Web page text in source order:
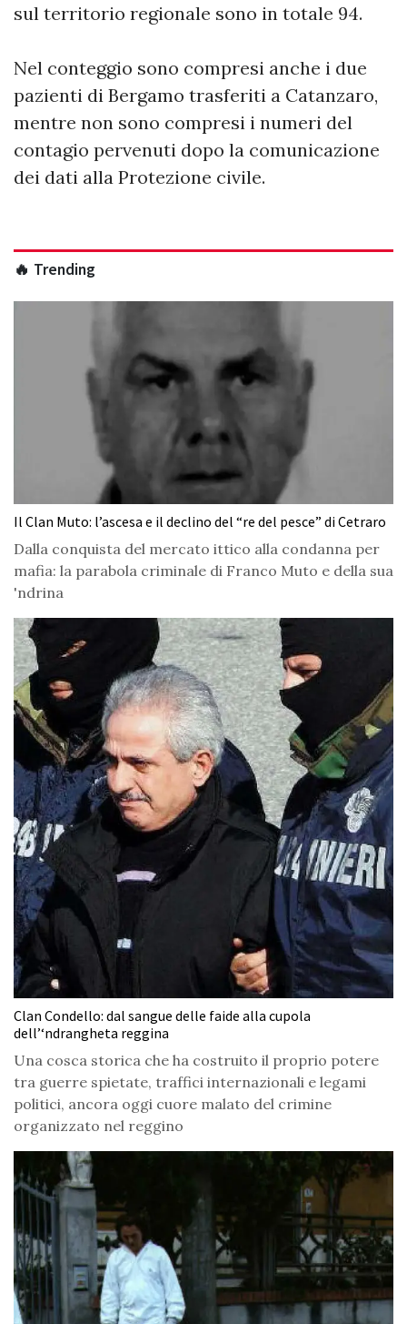
sul territorio regionale sono in totale 94.
Nel conteggio sono compresi anche i due
pazienti di Bergamo trasferiti a Catanzaro,
mentre non sono compresi i numeri del
contagio pervenuti dopo la comunicazione
dei dati alla Protezione civile.
🔥 Trending
Il Clan Muto: l’ascesa e il declino del “re del pesce” di Cetraro
Dalla conquista del mercato ittico alla condanna per
mafia: la parabola criminale di Franco Muto e della sua
'ndrina
Clan Condello: dal sangue delle faide alla cupola
dell’‘ndrangheta reggina
Una cosca storica che ha costruito il proprio potere
tra guerre spietate, traffici internazionali e legami
politici, ancora oggi cuore malato del crimine
organizzato nel reggino